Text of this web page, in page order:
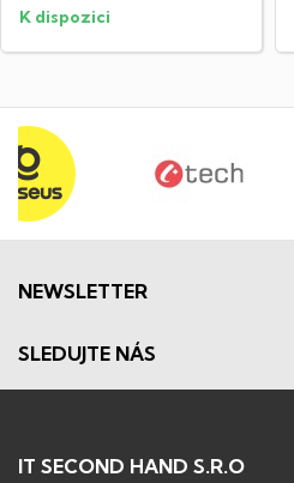
K dispozici
NEWSLETTER
SLEDUJTE NÁS
IT SECOND HAND S.R.O